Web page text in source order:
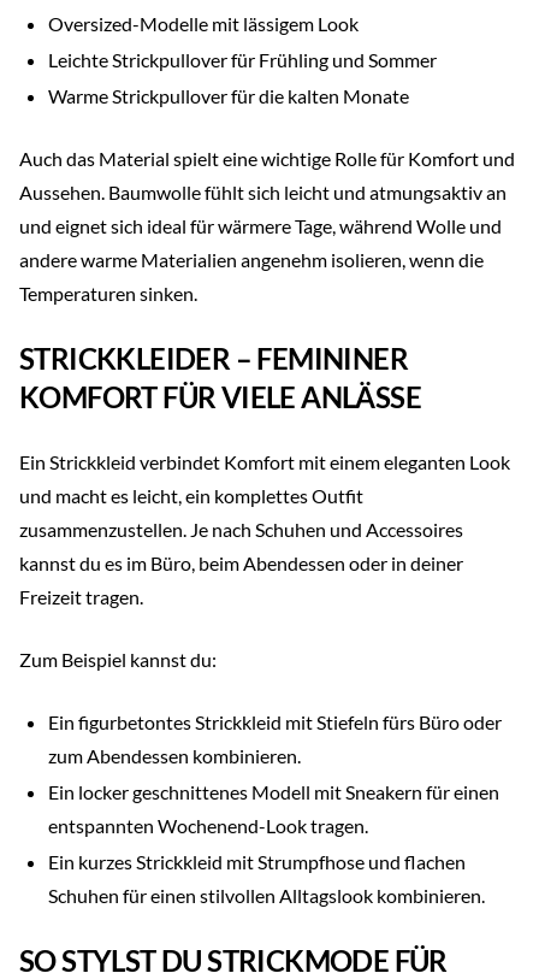
Oversized-Modelle mit lässigem Look
Leichte Strickpullover für Frühling und Sommer
Warme Strickpullover für die kalten Monate
Auch das Material spielt eine wichtige Rolle für Komfort und
Aussehen. Baumwolle fühlt sich leicht und atmungsaktiv an
und eignet sich ideal für wärmere Tage, während Wolle und
andere warme Materialien angenehm isolieren, wenn die
Temperaturen sinken.
STRICKKLEIDER – FEMININER
KOMFORT FÜR VIELE ANLÄSSE
Ein Strickkleid verbindet Komfort mit einem eleganten Look
und macht es leicht, ein komplettes Outfit
zusammenzustellen. Je nach Schuhen und Accessoires
kannst du es im Büro, beim Abendessen oder in deiner
Freizeit tragen.
Zum Beispiel kannst du:
Ein figurbetontes Strickkleid mit Stiefeln fürs Büro oder
zum Abendessen kombinieren.
Ein locker geschnittenes Modell mit Sneakern für einen
entspannten Wochenend-Look tragen.
Ein kurzes Strickkleid mit Strumpfhose und flachen
Schuhen für einen stilvollen Alltagslook kombinieren.
SO STYLST DU STRICKMODE FÜR